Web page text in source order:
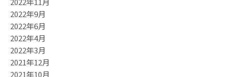
2022年9月
2022年6月
2022年4月
2022年3月
2021年12月
2021年10月